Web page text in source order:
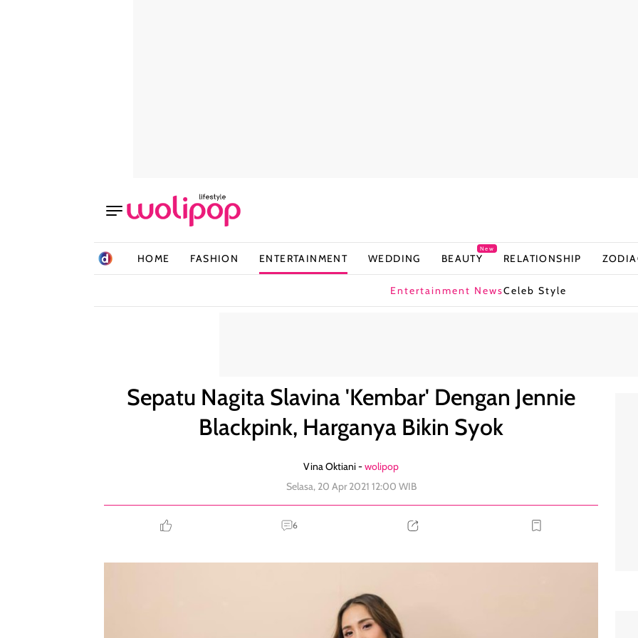
HOME FASHION ENTERTAINMENT WEDDING BEAUTY
New
RELATIONSHIP
Entertainment NewsCeleb Style
Sepatu Nagita Slavina 'Kembar' Dengan Jennie
Blackpink, Harganya Bikin Syok
Vina Oktiani -wolipop
Selasa, 20 Apr 2021 12:00 WIB
6